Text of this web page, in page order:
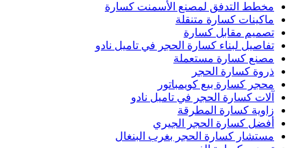
مخطط التدفق لمصنع الأسمنت كسارة
ماكينات كسارة متنقلة
تصميم مقابل كسارة
تفاصيل لبناء كسارة الحجر في تاميل نادو
مصنع كسارة مستعملة
ذروة كسارة الحجر
محجر كسارة بيع كويمباتور
آلات كسارة الحجر في تاميل نادو
زاوية كسارة المطرقة
أفضل كسارة الحجر الجيري
مستشار كسارة الحجر بغرب البنغال